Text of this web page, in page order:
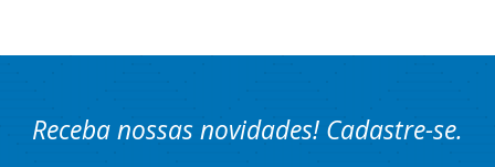
Receba nossas novidades! Cadastre-se.